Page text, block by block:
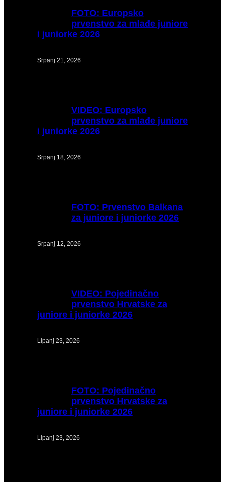
FOTO: Europsko
prvenstvo za mlađe juniore
i juniorke 2026
Srpanj 21, 2026
VIDEO: Europsko
prvenstvo za mlađe juniore
i juniorke 2026
Srpanj 18, 2026
FOTO: Prvenstvo Balkana
za juniore i juniorke 2026
Srpanj 12, 2026
VIDEO: Pojedinačno
prvenstvo Hrvatske za
juniore i juniorke 2026
Lipanj 23, 2026
FOTO: Pojedinačno
prvenstvo Hrvatske za
juniore i juniorke 2026
Lipanj 23, 2026